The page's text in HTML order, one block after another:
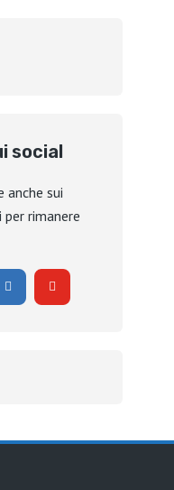
social
anche sui
rimanere